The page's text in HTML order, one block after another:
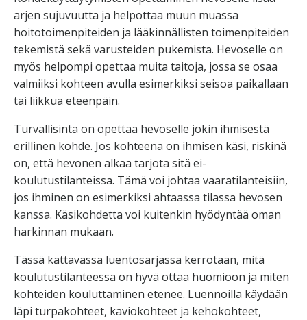
arjen sujuvuutta ja helpottaa muun muassa
hoitotoimenpiteiden ja lääkinnällisten toimenpiteiden
tekemistä sekä varusteiden pukemista. Hevoselle on
myös helpompi opettaa muita taitoja, jossa se osaa
valmiiksi kohteen avulla esimerkiksi seisoa paikallaan
tai liikkua eteenpäin.
Turvallisinta on opettaa hevoselle jokin ihmisestä
erillinen kohde. Jos kohteena on ihmisen käsi, riskinä
on, että hevonen alkaa tarjota sitä ei-
koulutustilanteissa. Tämä voi johtaa vaaratilanteisiin,
jos ihminen on esimerkiksi ahtaassa tilassa hevosen
kanssa. Käsikohdetta voi kuitenkin hyödyntää oman
harkinnan mukaan.
Tässä kattavassa luentosarjassa kerrotaan, mitä
koulutustilanteessa on hyvä ottaa huomioon ja miten
kohteiden kouluttaminen etenee. Luennoilla käydään
läpi turpakohteet, kaviokohteet ja kehokohteet,